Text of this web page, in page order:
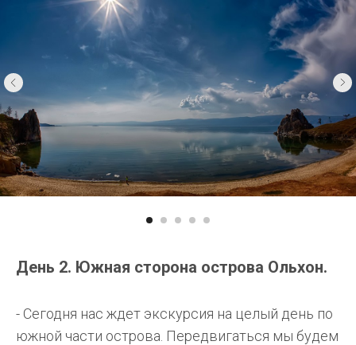
День 2. Южная сторона острова Ольхон.
- Сегодня нас ждет экскурсия на целый день по
южной части острова. Передвигаться мы будем